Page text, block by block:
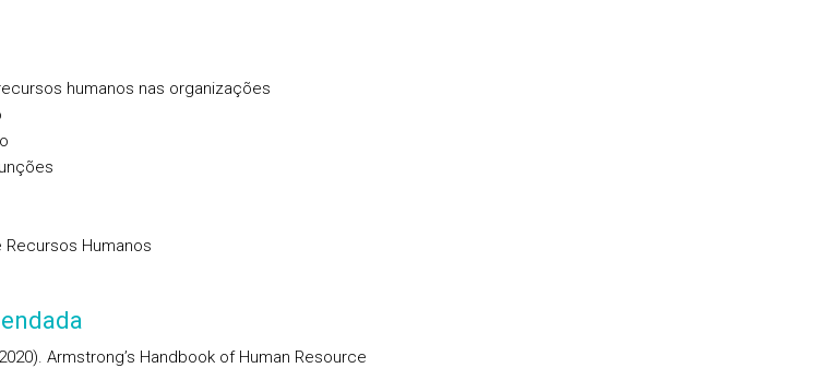
humanos nas organizações
Recursos Humanos
Armstrong’s Handbook of Human Resource